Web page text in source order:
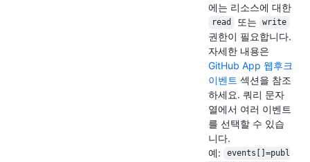
에는 리소스에 대한
read 또는 write
권한이 필요합니다.
자세한 내용은
GitHub App 웹후크
이벤트 섹션을 참조
하세요. 쿼리 문자
열에서 여러 이벤트
를 선택할 수 있습
니다.
예:
events[]=publ